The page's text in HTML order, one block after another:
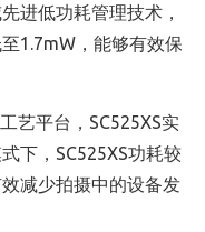
进低功耗管理技术，
1.7mW，能够有效保
艺平台，SC525XS实
下，SC525XS功耗较
减少拍摄中的设备发